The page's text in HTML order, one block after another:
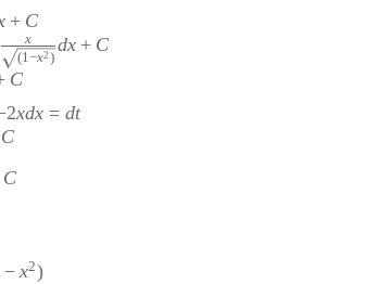
+ C
(1−x2 )
x dx + C
C
2xdx = dt
C
C
− x2)